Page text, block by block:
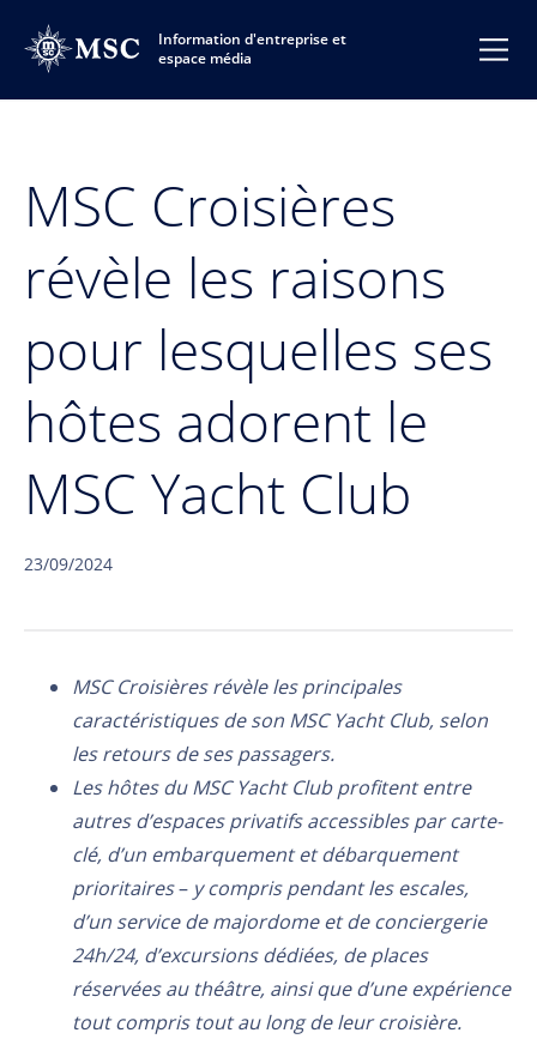
Information d'entreprise et
espace média
MSC Croisières
révèle les raisons
pour lesquelles ses
hôtes adorent le
MSC Yacht Club
23/09/2024
MSC Croisières révèle les principales
caractéristiques de son MSC Yacht Club, selon
les retours de ses passagers.
Les hôtes du MSC Yacht Club profitent entre
autres d’espaces privatifs accessibles par carte-
clé, d’un embarquement et débarquement
prioritaires– y compris pendant les escales,
d’un service de majordome et de conciergerie
24h/24, d’excursions dédiées, de places
réservées au théâtre, ainsi que d’une expérience
tout compris tout au long de leur croisière.